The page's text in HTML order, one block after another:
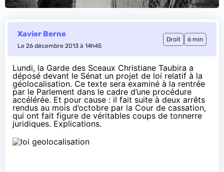
Xavier Berne
Le 26 décembre 2013 à 14h45
Droit 6 min
Lundi, la Garde des Sceaux Christiane Taubira a
déposé devant le Sénat un projet de loi relatif à la
géolocalisation. Ce texte sera examiné à la rentrée
par le Parlement dans le cadre d’une procédure
accélérée. Et pour cause : il fait suite à deux arrêts
rendus au mois d’octobre par la Cour de cassation,
qui ont fait figure de véritables coups de tonnerre
juridiques. Explications.